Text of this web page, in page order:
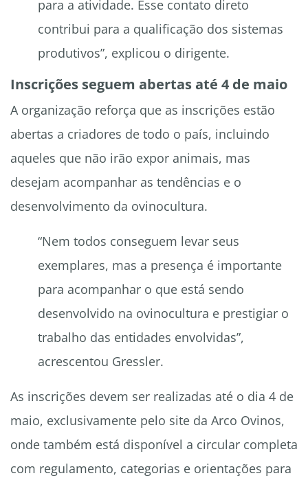
para a atividade. Esse contato direto
contribui para a qualificação dos sistemas
produtivos”, explicou o dirigente.
Inscrições seguem abertas até 4 de maio
A organização reforça que as inscrições estão
abertas a criadores de todo o país, incluindo
aqueles que não irão expor animais, mas
desejam acompanhar as tendências e o
desenvolvimento da ovinocultura.
“Nem todos conseguem levar seus
exemplares, mas a presença é importante
para acompanhar o que está sendo
desenvolvido na ovinocultura e prestigiar o
trabalho das entidades envolvidas”,
acrescentou Gressler.
As inscrições devem ser realizadas até o dia 4 de
maio, exclusivamente pelo site da Arco Ovinos,
onde também está disponível a circular completa
com regulamento, categorias e orientações para